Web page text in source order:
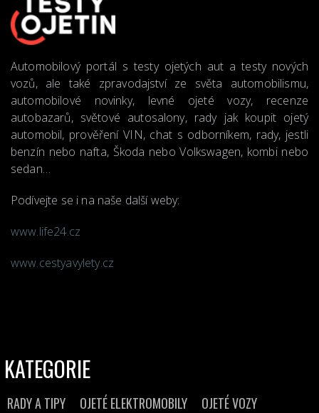
Automobilový portál s testy ojetých aut a testy nových
vozů, ale také zpravodajství ze světa automobilismu,
automobilové novinky, levné ojeté vozy, recenze
autobazarů, světové autosalony, rady jak koupit ojetý
automobil, prověření VIN, chat s odborníkem, rady, jestli
benzín nebo nafta, Škoda nebo Volkswagen, kombi nebo
sedan…
Podívejte se i na naše další weby:
www.life24.cz
www.cestyavylety.cz
KATEGORIE
RADY A TIPY OJETÉ ELEKTROMOBILY
OJETÉ VOZY